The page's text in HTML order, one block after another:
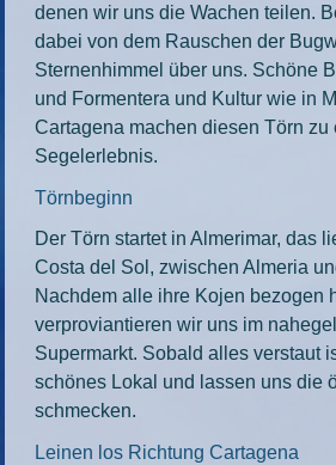
denen wir uns die Wachen teilen.
dabei von dem Rauschen der
Sternenhimmel über uns. Schöne
und Formentera und Kultur wie in
Cartagena machen diesen Törn zu
Segelerlebnis.
Törnbeginn
Der Törn startet in Almerimar, das
Costa del Sol, zwischen Almeria
Nachdem alle ihre Kojen bezogen
verproviantieren wir uns im
Supermarkt. Sobald alles verstaut
schönes Lokal und lassen uns die
schmecken.
Leinen los Richtung Cartagena